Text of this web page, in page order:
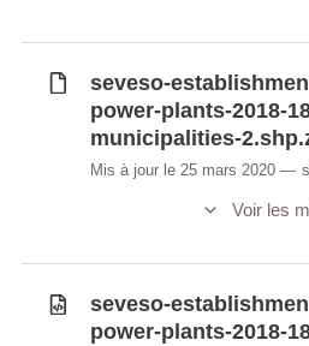
seveso-
power-plants-2018-
municipalities-
Mis à jour le 25 mars 2020
Voir les
seveso-
power-plants-2018-